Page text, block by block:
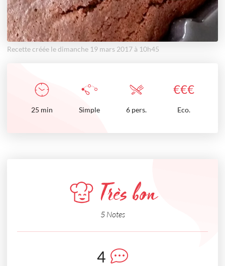
Recette créée le dimanche 19 mars 2017 à 10h45
€€€
25 min Simple 6 pers. Eco.
Très bon
5 Notes
4